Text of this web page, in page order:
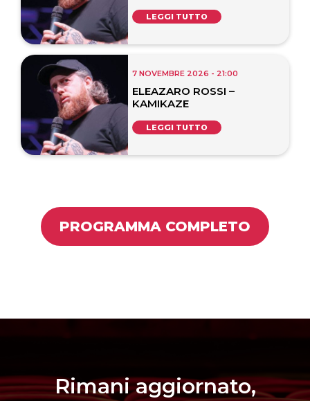
LEGGI TUTTO
7 NOVEMBRE 2026 - 21:00
ELEAZARO ROSSI –
KAMIKAZE
LEGGI TUTTO
PROGRAMMA COMPLETO
Rimani aggiornato,